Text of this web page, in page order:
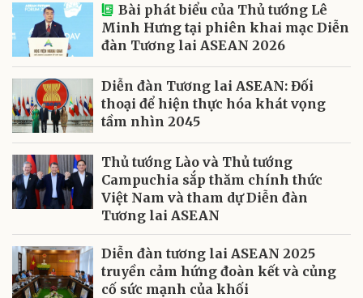
Bài phát biểu của Thủ tướng Lê
Minh Hưng tại phiên khai mạc Diễn
đàn Tương lai ASEAN 2026
Diễn đàn Tương lai ASEAN: Đối
thoại để hiện thực hóa khát vọng
tầm nhìn 2045
Thủ tướng Lào và Thủ tướng
Campuchia sắp thăm chính thức
Việt Nam và tham dự Diễn đàn
Tương lai ASEAN
Diễn đàn tương lai ASEAN 2025
truyền cảm hứng đoàn kết và củng
cố sức mạnh của khối